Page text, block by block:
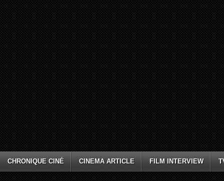
CHRONIQUE CINÉ CINEMA ARTICLE FILM INTERVIEW